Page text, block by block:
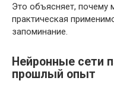
Это объясняет, почему
практическая
запоминание.
Нейронные сети
прошлый опыт